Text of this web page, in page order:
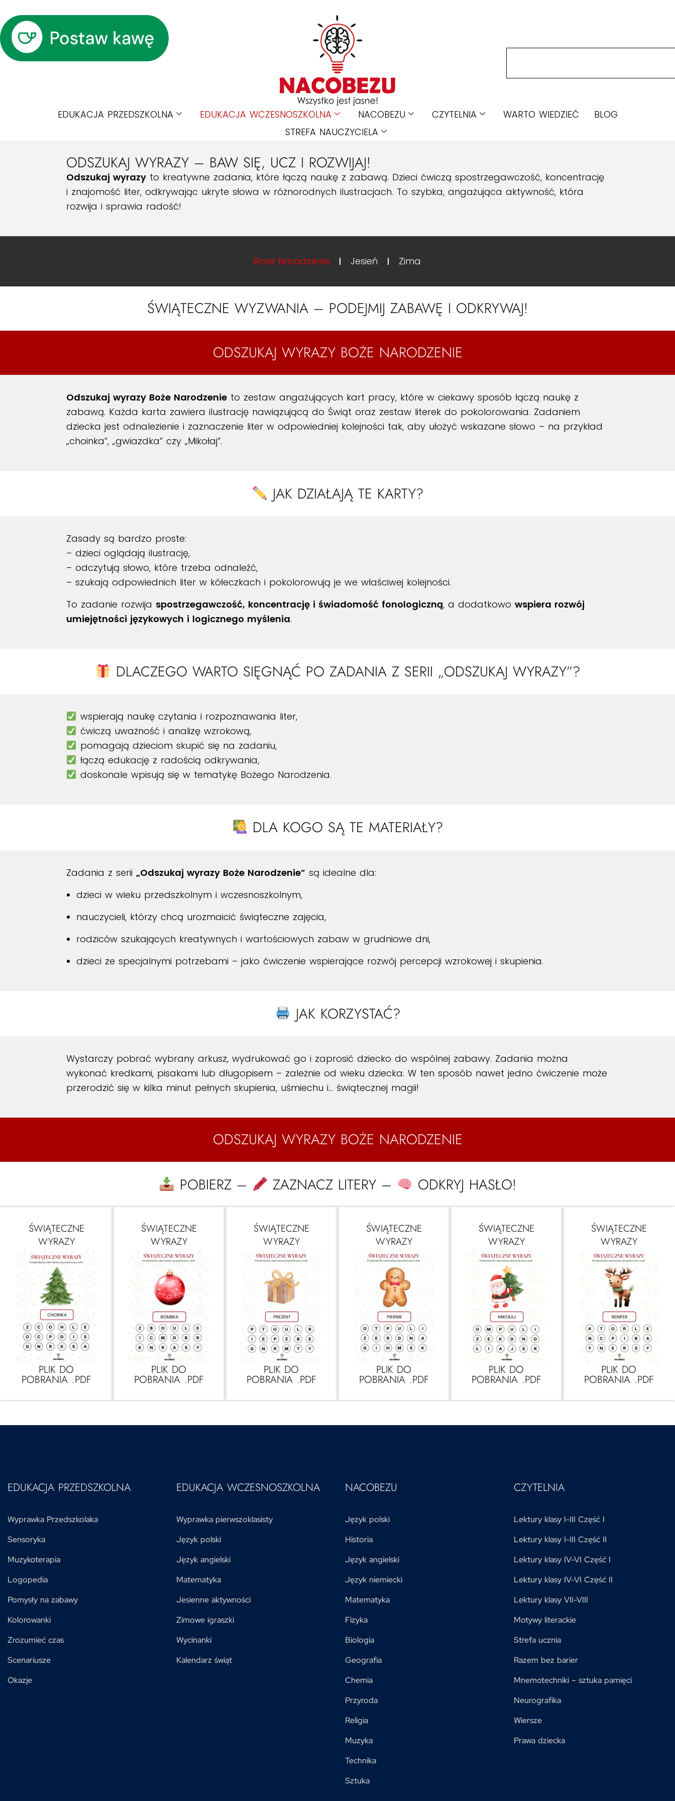
EDUKACJA PRZEDSZKOLNA EDUKACJA WCZESNOSZKOLNA NACOBEZU CZYTELNIA WARTO WIEDZIEĆ
BLOG
STREFA NAUCZYCIELA
ODSZUKAJ WYRAZY – BAW SIĘ, UCZ I ROZWIJAJ!
Odszukaj wyrazy to kreatywne zadania, które łączą naukę z zabawą. Dzieci ćwiczą spostrzegawczość, koncentrację
i znajomość liter, odkrywając ukryte słowa w różnorodnych ilustracjach. To szybka, angażująca aktywność, która
rozwija i sprawia radość!
Boże Narodzenie Jesień Zima
ŚWIĄTECZNE WYZWANIA – PODEJMIJ ZABAWĘ I ODKRYWAJ!
ODSZUKAJ WYRAZY BOŻE NARODZENIE
Odszukaj wyrazy Boże Narodzenie to zestaw angażujących kart pracy, które w ciekawy sposób łączą naukę z
zabawą. Każda karta zawiera ilustrację nawiązującą do Świąt oraz zestaw literek do pokolorowania. Zadaniem
dziecka jest odnalezienie i zaznaczenie liter w odpowiedniej kolejności tak, aby ułożyć wskazane słowo – na przykład
„choinka”, „gwiazdka” czy „Mikołaj”.
JAK DZIAŁAJĄ TE KARTY?
Zasady są bardzo proste:
– dzieci oglądają ilustrację,
– odczytują słowo, które trzeba odnaleźć,
– szukają odpowiednich liter w kółeczkach i pokolorowują je we właściwej kolejności.
To zadanie rozwija spostrzegawczość, koncentrację i świadomość fonologiczną, a dodatkowo wspiera rozwój
umiejętności językowych i logicznego myślenia.
DLACZEGO WARTO SIĘGNĄĆ PO ZADANIA Z SERII „ODSZUKAJ WYRAZY”?
wspierają naukę czytania i rozpoznawania liter,
ćwiczą uważność i analizę wzrokową,
pomagają dzieciom skupić się na zadaniu,
łączą edukację z radością odkrywania,
doskonale wpisują się w tematykę Bożego Narodzenia.
DLA KOGO SĄ TE MATERIAŁY?
Zadania z serii „Odszukaj wyrazy Boże Narodzenie” są idealne dla:
dzieci w wieku przedszkolnym i wczesnoszkolnym,
nauczycieli, którzy chcą urozmaicić świąteczne zajęcia,
rodziców szukających kreatywnych i wartościowych zabaw w grudniowe dni,
dzieci ze specjalnymi potrzebami – jako ćwiczenie wspierające rozwój percepcji wzrokowej i skupienia.
JAK KORZYSTAĆ?
Wystarczy pobrać wybrany arkusz, wydrukować go i zaprosić dziecko do wspólnej zabawy. Zadania można
wykonać kredkami, pisakami lub długopisem – zależnie od wieku dziecka. W ten sposób nawet jedno ćwiczenie może
przerodzić się w kilka minut pełnych skupienia, uśmiechu i… świątecznej magii!
ODSZUKAJ WYRAZY BOŻE NARODZENIE
POBIERZ – ZAZNACZ LITERY – ODKRYJ HASŁO!
ŚWIĄTECZNE
WYRAZY
PLIK DO
POBRANIA .PDF
ŚWIĄTECZNE
WYRAZY
PLIK DO
POBRANIA .PDF
ŚWIĄTECZNE
WYRAZY
PLIK DO
POBRANIA .PDF
ŚWIĄTECZNE
WYRAZY
PLIK DO
POBRANIA .PDF
ŚWIĄTECZNE
WYRAZY
PLIK DO
POBRANIA .PDF
ŚWIĄTECZNE
WYRAZY
PLIK DO
POBRANIA .PDF
EDUKACJA PRZEDSZKOLNA
Wyprawka Przedszkolaka
Sensoryka
Muzykoterapia
Logopedia
Pomysły na zabawy
Kolorowanki
Zrozumieć czas
Scenariusze
Okazje
EDUKACJA WCZESNOSZKOLNA
Wyprawka pierwszoklasisty
Język polski
Język angielski
Matematyka
Jesienne aktywności
Zimowe igraszki
Wycinanki
Kalendarz świąt
NACOBEZU
Język polski
Historia
Język angielski
Język niemiecki
Matematyka
Fizyka
Biologia
Geografia
Chemia
Przyroda
Religia
Muzyka
Technika
Sztuka
CZYTELNIA
Lektury klasy I-III Część I
Lektury klasy I-III Część II
Lektury klasy IV-VI Część I
Lektury klasy IV-VI Część II
Lektury klasy VII-VIII
Motywy literackie
Strefa ucznia
Razem bez barier
Mnemotechniki – sztuka pamięci
Neurografika
Wiersze
Prawa dziecka